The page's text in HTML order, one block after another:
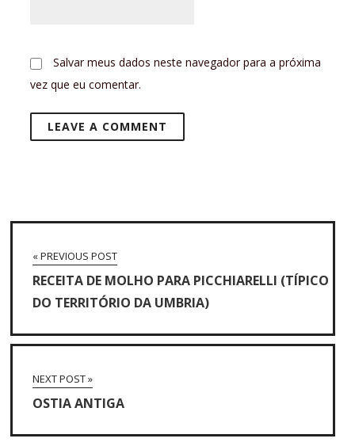
Salvar meus dados neste navegador para a próxima
vez que eu comentar.
« PREVIOUS POST
RECEITA DE MOLHO PARA PICCHIARELLI (TÍPICO
DO TERRITÓRIO DA UMBRIA)
NEXT POST »
OSTIA ANTIGA